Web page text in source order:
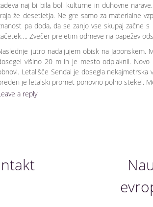
naj bi bila bolj kulturne in duhovne
že desetletja. Ne gre samo za materialne
pa doda, da se zanjo vse skupaj začne
Zvečer preletim odmeve na papežev
jutro nadaljujem obisk na
višino 20 m in je mesto odplaknil.
Letališče Sendai je dosegla
je letalski promet ponovno polno stekel.
a reply